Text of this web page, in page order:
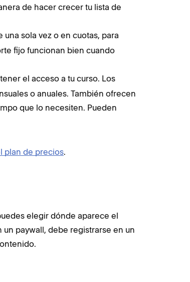
de hacer crecer tu lista de
una sola vez o en cuotas, para
fijo funcionan bien cuando
el acceso a tu curso. Los
o anuales. También ofrecen
que lo necesiten. Pueden
plan de precios.
elegir dónde aparece el
paywall, debe registrarse en un